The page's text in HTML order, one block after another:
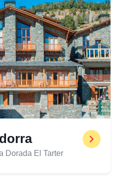
Dorada El Tarter